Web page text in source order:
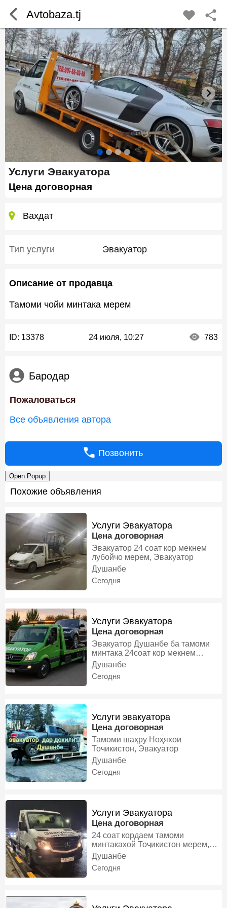
Услуги Эвакуатора
Цена договорная
Вахдат
Тип услуги Эвакуатор
Описание от продавца
Тамоми чойи минтака мерем
ID: 13378 24 июля, 10:27 783
Бародар
Пожаловаться
Все объявления автора
Позвонить
Open Popup
Avtobaza.tj
Похожие объявления
Услуги Эвакуатора
Цена договорная
Эвакуатор 24 соат кор мекнем
лубойчо мерем, Эвакуатор
Душанбе
Сегодня
Услуги Эвакуатора
Цена договорная
Эвакуатор Душанбе ба тамоми
минтака 24соат кор мекнем
10мошин дорем барои хамаи
мошинхои шумо Эвакуатор
дорем, Эвакуатор
Душанбе
Сегодня
Услуги эвакуатора
Цена договорная
Тамоми шаҳру Ноҳяхои
Точикистон, Эвакуатор
Душанбе
Сегодня
Услуги Эвакуатора
Цена договорная
24 соат кордаем тамоми
минтакахой Тоҷикистон мерем,
Эвакуатор
Душанбе
Сегодня